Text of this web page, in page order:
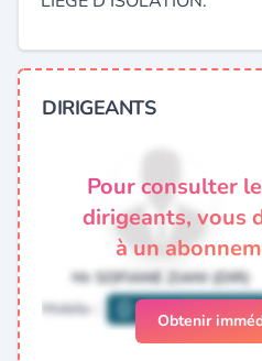
DIRIGEANTS
Pour consulter
dirigeants, vous
à un
Obtenir